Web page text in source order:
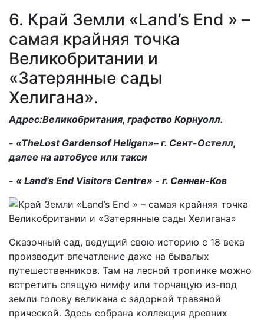
6. Край Земли «Land’s End » –
самая крайняя точка
Великобритании и
«Затерянные сады
Хелигана».
Адрес:Великобритания, графство Корнуолл.
- «TheLost Gardensof Heligan»– г. Сент-Остелл,
далее на автобусе или такси
- « Land’s End Visitors Centre» - г. Сеннен-Ков
Сказочный сад, ведущий свою историю с 18 века
производит впечатление даже на бывалых
путешественников. Там на лесной тропинке можно
встретить спящую нимфу или торчащую из-под
земли голову великана с задорной травяной
прической. Здесь собрана коллекция древних